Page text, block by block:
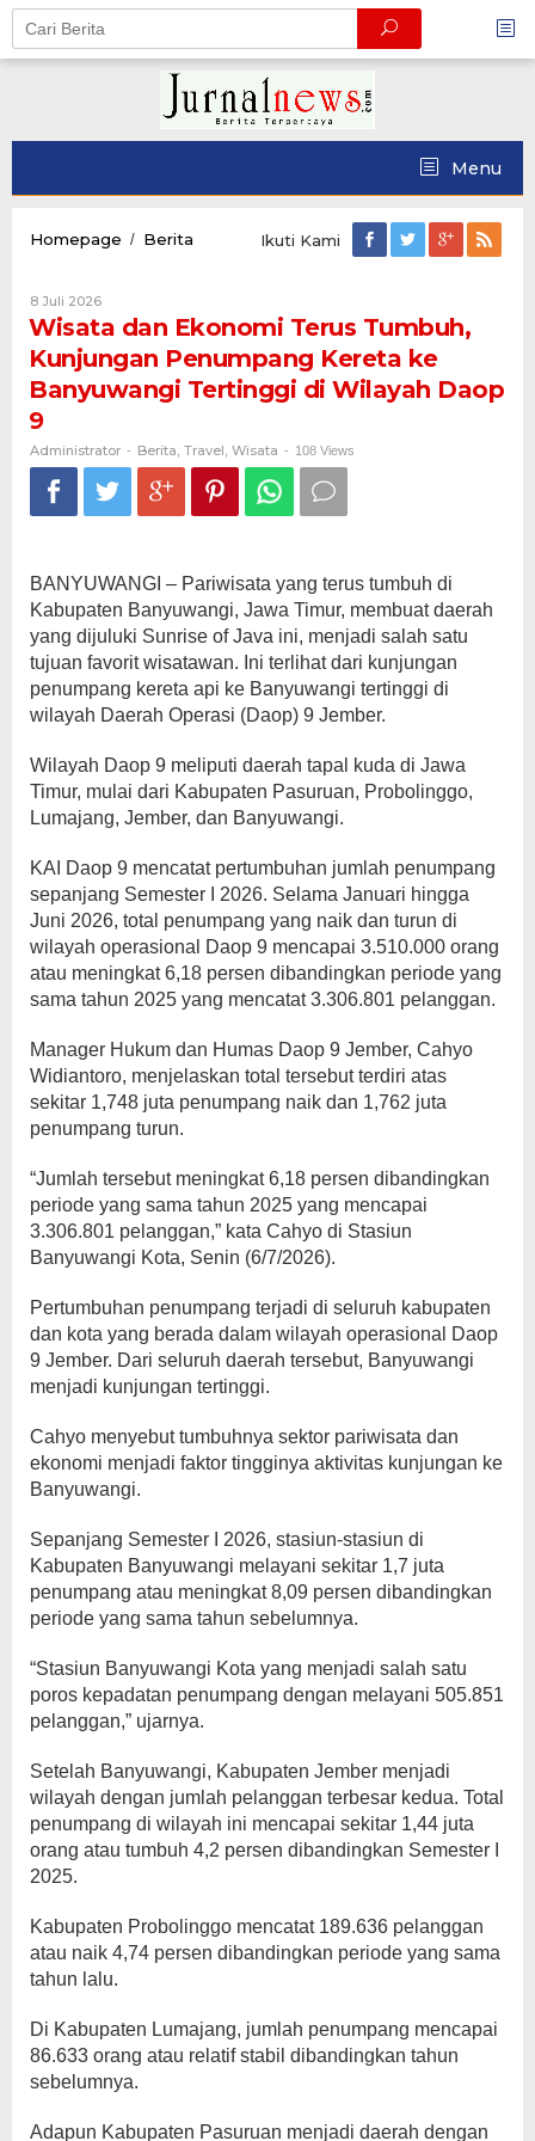
Skip
content
Menu
Homepage / Berita
Tumbuh,
Penumpang
Kereta
Tertinggi
di
Wilayah
Daop
Ikuti Kami
8 Juli 2026Oleh
Administrator
Wisata dan Ekonomi Terus Tumbuh,
Kunjungan Penumpang Kereta ke
Banyuwangi Tertinggi di Wilayah Daop
9
Administrator - Berita, Travel, Wisata - 108 Views
BANYUWANGI – Pariwisata yang terus tumbuh di
Kabupaten Banyuwangi, Jawa Timur, membuat daerah
yang dijuluki Sunrise of Java ini, menjadi salah satu
tujuan favorit wisatawan. Ini terlihat dari kunjungan
penumpang kereta api ke Banyuwangi tertinggi di
wilayah Daerah Operasi (Daop) 9 Jember.
Wilayah Daop 9 meliputi daerah tapal kuda di Jawa
Timur, mulai dari Kabupaten Pasuruan, Probolinggo,
Lumajang, Jember, dan Banyuwangi.
KAI Daop 9 mencatat pertumbuhan jumlah penumpang
sepanjang Semester I 2026. Selama Januari hingga
Juni 2026, total penumpang yang naik dan turun di
wilayah operasional Daop 9 mencapai 3.510.000 orang
atau meningkat 6,18 persen dibandingkan periode yang
sama tahun 2025 yang mencatat 3.306.801 pelanggan.
Manager Hukum dan Humas Daop 9 Jember, Cahyo
Widiantoro, menjelaskan total tersebut terdiri atas
sekitar 1,748 juta penumpang naik dan 1,762 juta
penumpang turun.
“Jumlah tersebut meningkat 6,18 persen dibandingkan
periode yang sama tahun 2025 yang mencapai
3.306.801 pelanggan,” kata Cahyo di Stasiun
Banyuwangi Kota, Senin (6/7/2026).
Pertumbuhan penumpang terjadi di seluruh kabupaten
dan kota yang berada dalam wilayah operasional Daop
9 Jember. Dari seluruh daerah tersebut, Banyuwangi
menjadi kunjungan tertinggi.
Cahyo menyebut tumbuhnya sektor pariwisata dan
ekonomi menjadi faktor tingginya aktivitas kunjungan ke
Banyuwangi.
Sepanjang Semester I 2026, stasiun-stasiun di
Kabupaten Banyuwangi melayani sekitar 1,7 juta
penumpang atau meningkat 8,09 persen dibandingkan
periode yang sama tahun sebelumnya.
“Stasiun Banyuwangi Kota yang menjadi salah satu
poros kepadatan penumpang dengan melayani 505.851
pelanggan,” ujarnya.
Setelah Banyuwangi, Kabupaten Jember menjadi
wilayah dengan jumlah pelanggan terbesar kedua. Total
penumpang di wilayah ini mencapai sekitar 1,44 juta
orang atau tumbuh 4,2 persen dibandingkan Semester I
2025.
Kabupaten Probolinggo mencatat 189.636 pelanggan
atau naik 4,74 persen dibandingkan periode yang sama
tahun lalu.
Di Kabupaten Lumajang, jumlah penumpang mencapai
86.633 orang atau relatif stabil dibandingkan tahun
sebelumnya.
Adapun Kabupaten Pasuruan menjadi daerah dengan